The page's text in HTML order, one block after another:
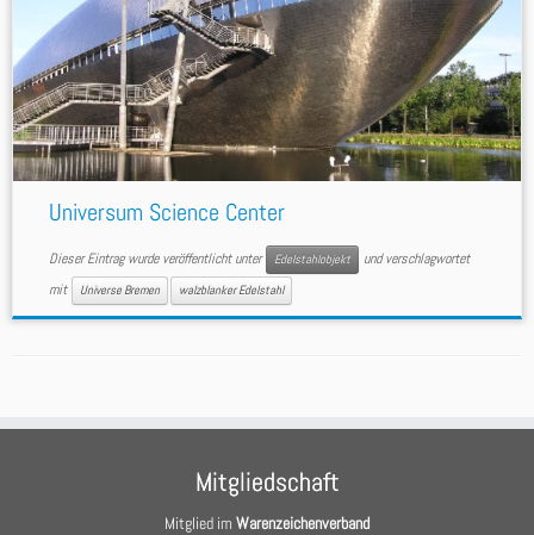
Universum Science Center
Dieser Eintrag wurde veröffentlicht unter Edelstahlobjekt
und verschlagwortet
mit
Universe Bremen walzblanker Edelstahl
Mitgliedschaft
Mitglied im Warenzeichenverband